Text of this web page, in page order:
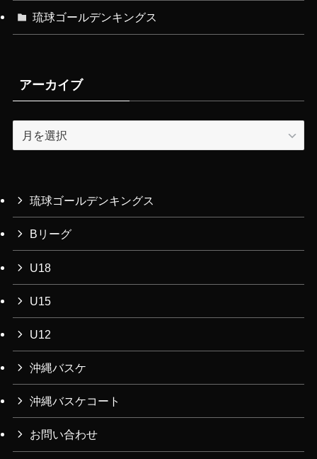
琉球ゴールデンキングス
アーカイブ
ー
ブ
琉球ゴールデンキングス
Bリーグ
U18
U15
U12
沖縄バスケ
沖縄バスケコート
お問い合わせ